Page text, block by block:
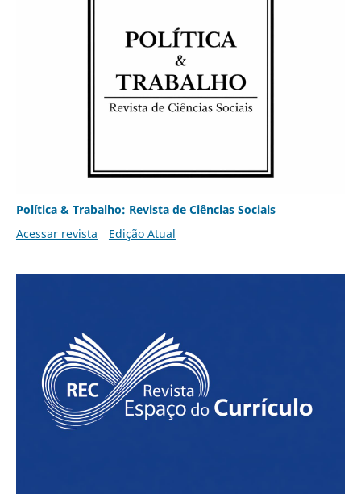
Política & Trabalho: Revista de Ciências Sociais
Acessar revista
Edição Atual